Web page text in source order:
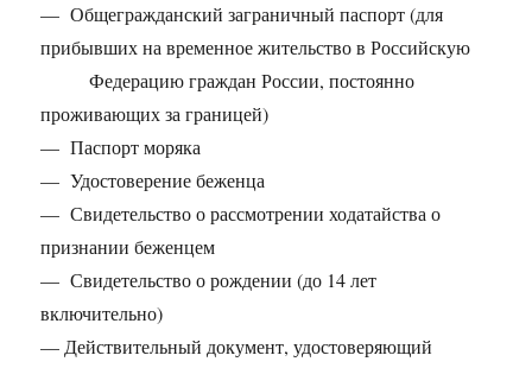
— Общегражданский заграничный паспорт (для
прибывших на временное жительство в Российскую
Федерацию граждан России, постоянно
проживающих за границей)
— Паспорт моряка
— Удостоверение беженца
— Свидетельство о рассмотрении ходатайства о
признании беженцем
— Свидетельство о рождении (до 14 лет
включительно)
— Действительный документ, удостоверяющий